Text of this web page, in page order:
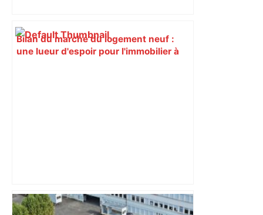
Bilan du marché du logement neuf :
une lueur d'espoir pour l'immobilier à
"C’est l’une des plus fortes